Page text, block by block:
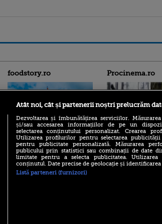
foodstory.ro
(P) Descoperă Lumea
Evenimentelor din România
cu Transilvania Events!
(P) Raku, gaming intens și o
Procinema.ro
Nikolaj Coster-
Urzeala
Annabelle Wallis,
Atât noi, cât și partenerii noștri prelucrăm
Dezvoltarea și îmbunătățirea serviciilor.
și/sau accesarea informațiilor de pe un
selectarea conținutului personalizat. Crearea
Utilizarea profilurilor pentru selectarea
pentru publicitate personalizată. Măsurarea
publicului prin statistici sau combinații de date
limitate pentru a selecta publicitatea.
conținutul. Date precise de geolocație și
Listă parteneri (furnizori)